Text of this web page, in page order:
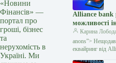
«Новини
Фінансів» —
портал про
гроші, бізнес
та
нерухомість в
Україні. Ми
Alliance bank
можливості
еквайрингу:
— Мінфін
Карина
anons”>
еквайринг від